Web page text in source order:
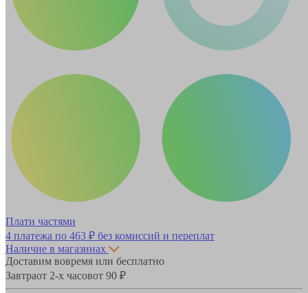
Плати частями
4 платежа по 463 ₽ без комиссий и переплат
Наличие в магазинах
Доставим вовремя или бесплатно
Завтраот 2-х часовот 90 ₽